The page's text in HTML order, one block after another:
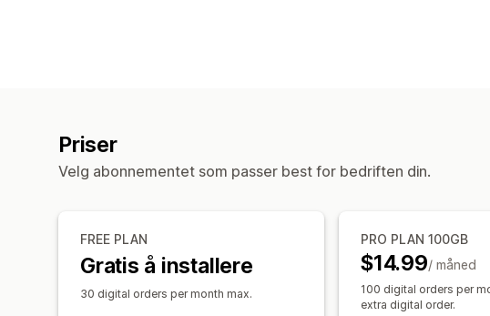
Priser
Velg abonnementet som passer best for bedriften din.
FREE PLAN
Gratis å installere
30 digital orders per month max.
PRO PLAN 100GB
$14.99/ måned
100 digital orders per
extra digital order.